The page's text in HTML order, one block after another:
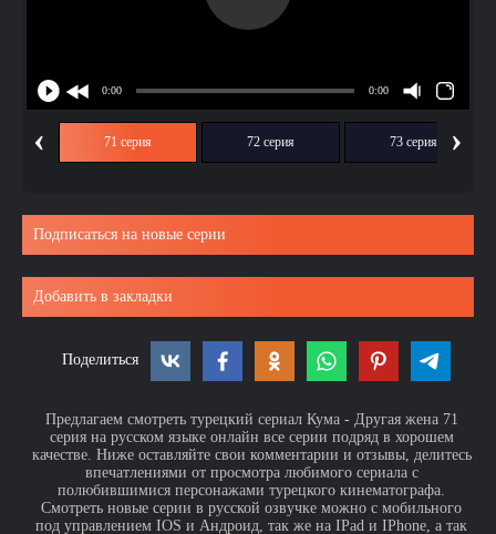
‹ 71 серия 72 серия 73 серия ›
Подписаться на новые серии
Добавить в закладки
Поделиться
Предлагаем смотреть турецкий сериал Кума - Другая жена 71
серия на русском языке онлайн все серии подряд в хорошем
качестве. Ниже оставляйте свои комментарии и отзывы, делитесь
впечатлениями от просмотра любимого сериала с
полюбившимися персонажами турецкого кинематографа.
Смотреть новые серии в русской озвучке можно с мобильного
под управлением IOS и Андроид, так же на IPad и IPhone, а так